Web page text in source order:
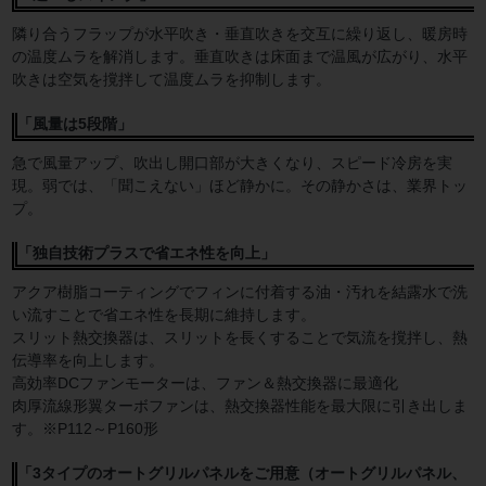
隣り合うフラップが水平吹き・垂直吹きを交互に繰り返し、暖房時
の温度ムラを解消します。垂直吹きは床面まで温風が広がり、水平
吹きは空気を撹拌して温度ムラを抑制します。
「風量は5段階」
急で風量アップ、吹出し開口部が大きくなり、スピード冷房を実
現。弱では、「聞こえない」ほど静かに。その静かさは、業界トッ
プ。
「独自技術プラスで省エネ性を向上」
アクア樹脂コーティングでフィンに付着する油・汚れを結露水で洗
い流すことで省エネ性を長期に維持します。
スリット熱交換器は、スリットを長くすることで気流を撹拌し、熱
伝導率を向上します。
高効率DCファンモーターは、ファン＆熱交換器に最適化
肉厚流線形翼ターボファンは、熱交換器性能を最大限に引き出しま
す。※P112～P160形
「3タイプのオートグリルパネルをご用意（オートグリルパネル、